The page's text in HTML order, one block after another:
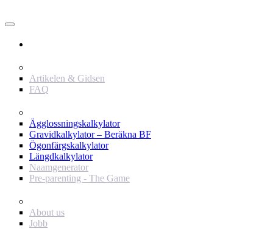
Artikelen & Gidsen
FAQ
Ägglossningskalkylator
Gravidkalkylator – Beräkna BF
Ögonfärgskalkylator
Längdkalkylator
Naamgenerator
Pre-parenting - The Game
About us
Jobb